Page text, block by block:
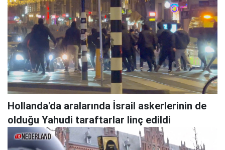
Hollanda'da aralarında İsrail askerlerinin de
olduğu Yahudi taraftarlar linç edildi